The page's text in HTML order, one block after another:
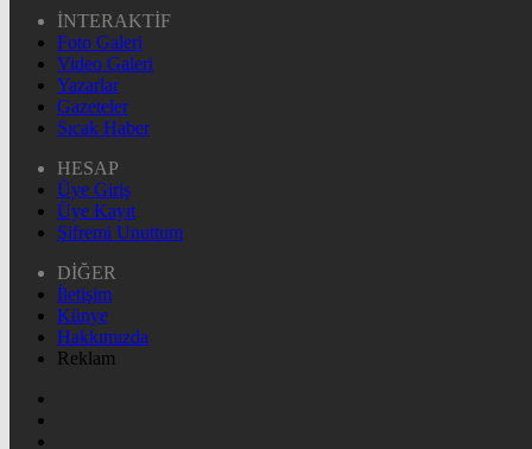
İNTERAKTİF
Foto Galeri
Video Galeri
Yazarlar
Gazeteler
Sıcak Haber
HESAP
Üye Giriş
Üye Kayıt
Şifremi Unuttum
DİĞER
İletişim
Künye
Hakkımızda
Reklam